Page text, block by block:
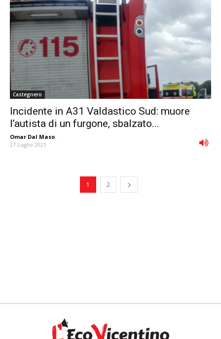
Castegnero
Incidente in A31 Valdastico Sud: muore
l’autista di un furgone, sbalzato...
Omar Dal Maso -
27 Luglio 2021
1 2